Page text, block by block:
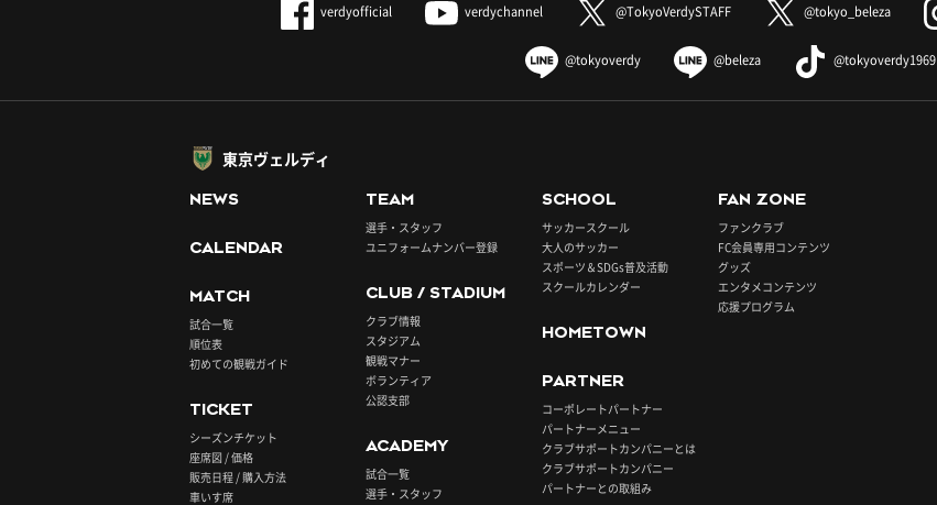
verdyofficial verdychannel @TokyoVerdySTAFF @tokyo_beleza
@tokyoverdy @beleza @tokyoverdy1969
東京ヴェルディ
NEWS
CALENDAR
MATCH
試合一覧
順位表
初めての観戦ガイド
TICKET
シーズンチケット
座席図 / 価格
販売日程 / 購入方法
車いす席
TEAM
選手・スタッフ
ユニフォームナンバー登録
CLUB / STADIUM
クラブ情報
スタジアム
観戦マナー
ボランティア
公認支部
ACADEMY
試合一覧
選手・スタッフ
SCHOOL
サッカースクール
大人のサッカー
スポーツ＆SDGs普及活動
スクールカレンダー
HOMETOWN
PARTNER
コーポレートパートナー
パートナーメニュー
クラブサポートカンパニーとは
クラブサポートカンパニー
パートナーとの取組み
FAN ZONE
ファンクラブ
FC会員専用コンテンツ
グッズ
エンタメコンテンツ
応援プログラム